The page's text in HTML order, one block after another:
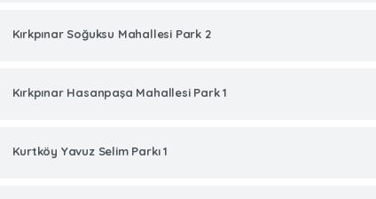
Kırkpınar Soğuksu Mahallesi Park 2
Kırkpınar Hasanpaşa Mahallesi Park 1
Kurtköy Yavuz Selim Parkı 1